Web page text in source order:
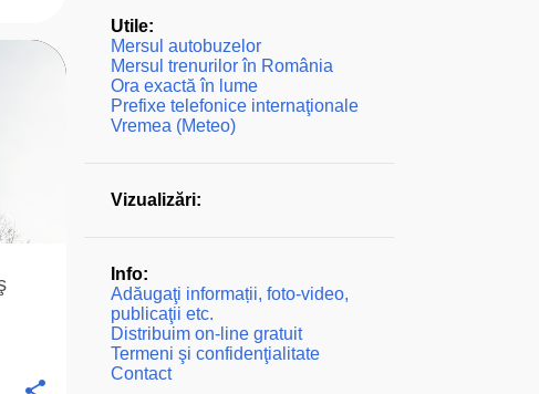
Utile:
Mersul autobuzelor
Mersul trenurilor în România
Ora exactă în lume
Prefixe telefonice internaţionale
Vremea (Meteo)
Vizualizări:
Info:
Adăugaţi informații, foto-video,
publicaţii etc.
Distribuim on-line gratuit
Termeni şi confidenţialitate
Contact